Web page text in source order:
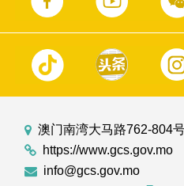
澳门南湾大马路762-804
https://www.gcs.gov.mo
info@gcs.gov.mo